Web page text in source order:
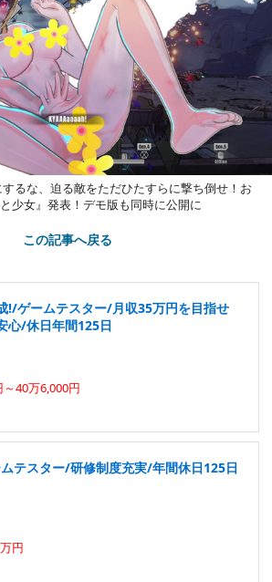
るな、迫る敵をただひたすらに撃ち倒せ！お
少女』発表！デモ版も同時に公開に
この記事へ戻る
!/ゲームテスター/月収35万円を目指せ
心/休日年間125日
40万6,000円
テスター/研修制度充実/年間休日125日
円